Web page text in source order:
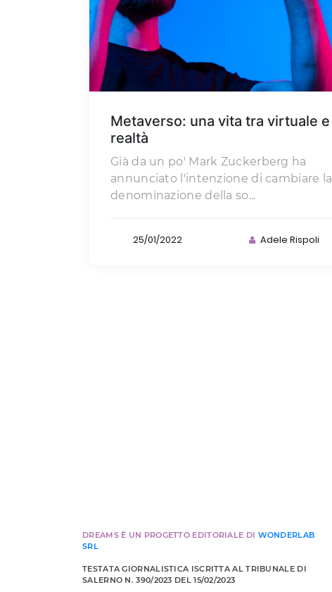
Metaverso: una vita tra virtuale e
realtà
Già da un po' Mark Zuckerberg ha
annunciato l'intenzione di cambiare la
denominazione della so...
25/01/2022 Adele Rispoli
DREAMS È UN PROGETTO EDITORIALE DI WONDERLAB
SRL
TESTATA GIORNALISTICA ISCRITTA AL TRIBUNALE DI
SALERNO N. 390/2023 DEL 15/02/2023